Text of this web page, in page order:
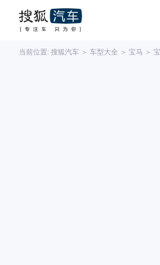
当前位置: 搜狐汽车 ＞ 车型大全 ＞ 宝马 ＞